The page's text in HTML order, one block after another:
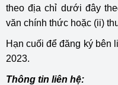
theo địa chỉ dưới đây
văn chính thức hoặc (ii)
Hạn cuối để đăng ký bên
2023.
Thông tin liên hệ: